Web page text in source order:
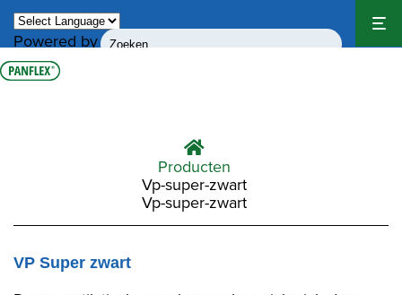
Powered by
Translate
Producten
Vp-super-zwart
Vp-super-zwart
VP Super zwart